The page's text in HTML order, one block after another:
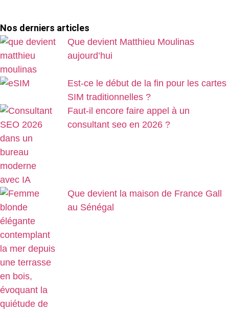
Nos derniers articles
Que devient Matthieu Moulinas
aujourd’hui
Est-ce le début de la fin pour les cartes
SIM traditionnelles ?
Faut-il encore faire appel à un
consultant seo en 2026 ?
Que devient la maison de France Gall
au Sénégal